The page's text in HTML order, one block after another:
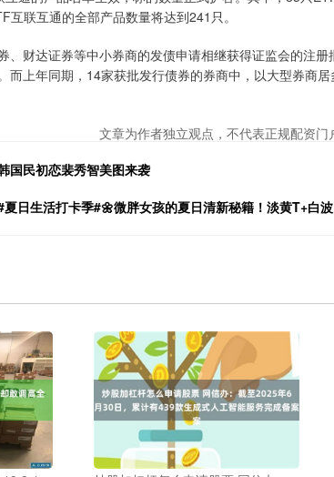
互联互通的全部产品数量将达到241只。
、财达证券等中小券商的发债申请相继获得证监会的注
而上年同期，14家获批发行债券的券商中，以大型券商
文章为作者独立观点，不代表正规配资
国民初恋裴秀智美图来袭
日生活打卡季#🌼微胖女孩的夏日清新秘籍！淡黄T+白